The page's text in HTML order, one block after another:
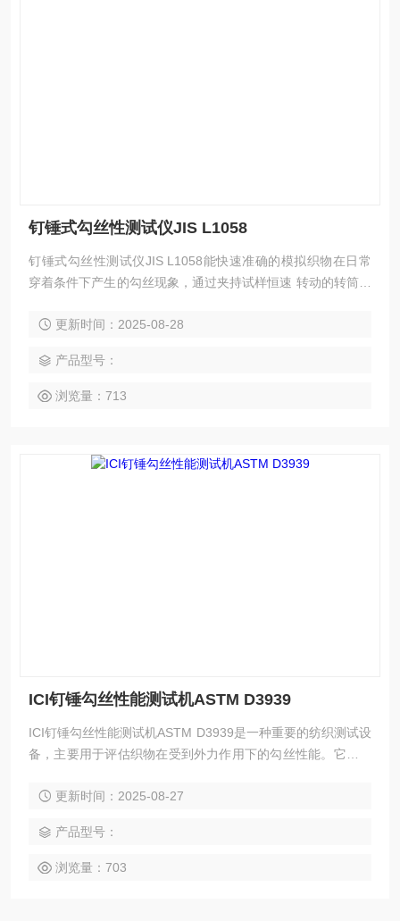
钉锤式勾丝性测试仪JIS L1058
钉锤式勾丝性测试仪JIS L1058能快速准确的模拟织物在日常
穿着条件下产生的勾丝现象，通过夹持试样恒速 转动的转筒与
碳化钨针钉模拟尖锐物体 将试样中纤维或纱线勾出或钩断的情
更新时间：2025-08-28
产品型号：
浏览量：713
ICI钉锤勾丝性能测试机ASTM D3939
ICI钉锤勾丝性能测试机ASTM D3939是一种重要的纺织测试设
备，主要用于评估织物在受到外力作用下的勾丝性能。它通过
程度及抗拉强度，确保产品的耐用性和安全性。
更新时间：2025-08-27
产品型号：
浏览量：703